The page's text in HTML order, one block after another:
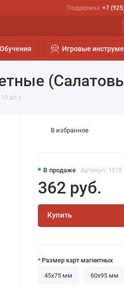
Поддержка +7
Игровые
шт.)
В продаже Артикул: 1515
362 руб.
Купить
В избранное
Размер карт магнитных
45х75 мм 60х95 мм